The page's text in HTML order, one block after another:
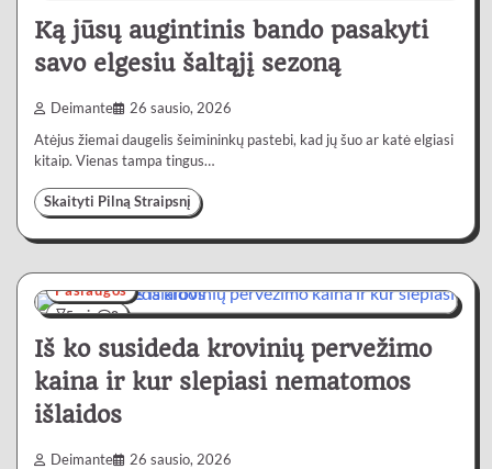
Ką jūsų augintinis bando pasakyti
savo elgesiu šaltąjį sezoną
Deimante 26 sausio, 2026
Atėjus žiemai daugelis šeimininkų pastebi, kad jų šuo ar katė elgiasi
kitaip. Vienas tampa tingus…
Skaityti Pilną Straipsnį
5 min 0
Paslaugos
Iš ko susideda krovinių pervežimo
kaina ir kur slepiasi nematomos
išlaidos
Deimante 26 sausio, 2026